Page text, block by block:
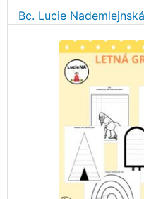
Bc. Lucie Nademlejnská